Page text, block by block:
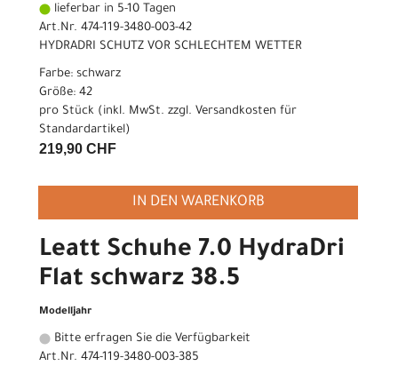
lieferbar in 5-10 Tagen
Art.Nr. 474-119-3480-003-42
HYDRADRI SCHUTZ VOR SCHLECHTEM WETTER
Farbe: schwarz
Größe: 42
pro Stück (inkl. MwSt. zzgl. Versandkosten für
Standardartikel)
219,90 CHF
IN DEN WARENKORB
Leatt Schuhe 7.0 HydraDri
Flat schwarz 38.5
Modelljahr
Bitte erfragen Sie die Verfügbarkeit
Art.Nr. 474-119-3480-003-385